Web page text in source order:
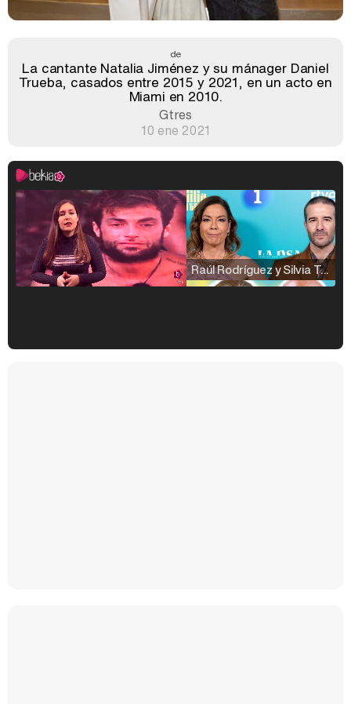
de
La cantante Natalia Jiménez y su mánager Daniel
Trueba, casados entre 2015 y 2021, en un acto en
Miami en 2010.
Gtres
10 ene 2021
Raúl Rodríguez y Silvia Taulés nos cuentan su papel en 'La familia de la tele'